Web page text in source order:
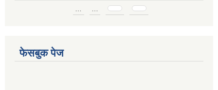
फेसबुक पेज